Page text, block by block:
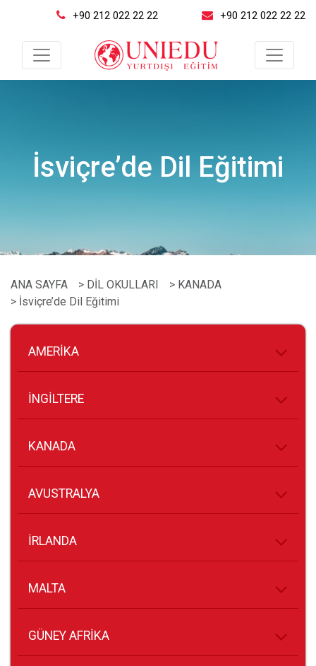
+90 212 022 22 22 +90 212 022 22 22
İsviçre’de Dil Eğitimi
ANA SAYFA > DİL OKULLARI
> KANADA
> İsviçre’de Dil Eğitimi
AMERİKA
İNGİLTERE
KANADA
AVUSTRALYA
İRLANDA
MALTA
GÜNEY AFRİKA